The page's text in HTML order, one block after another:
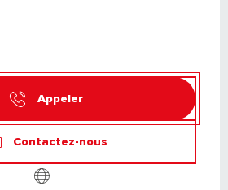
Appeler
Contactez-nous